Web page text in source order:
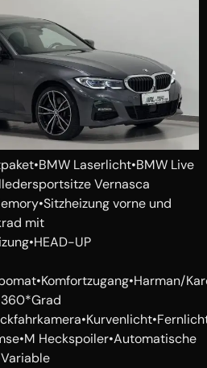
Laserlicht•BMW Live
Vernasca
vorne und
mit
UP
Heckspoiler•Automatische